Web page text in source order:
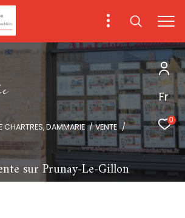
Fr
0
e
CHARTRES, DAMMARIE
VENTE
sur Prunay-Le-Gillon